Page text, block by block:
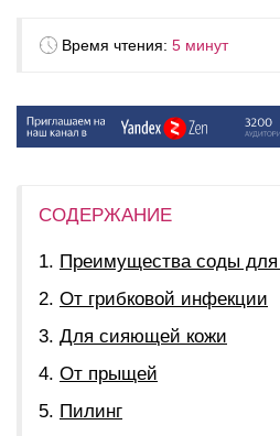
Время чтения: 5 минут
СОДЕРЖАНИЕ
Преимущества соды для
От грибковой инфекции
Для сияющей кожи
От прыщей
Пилинг